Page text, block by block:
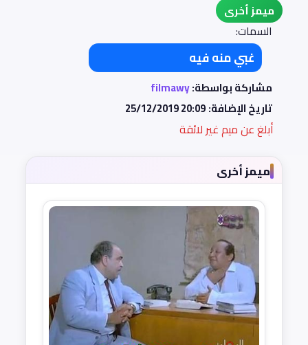
ميمز أخرى
السمات:
غبي منه فيه
مشاركة بواسطة:filmawy
تاريخ الإضافة:25/12/2019 20:09
أبلغ عن ميم غير لائقة
ميمز أخرى